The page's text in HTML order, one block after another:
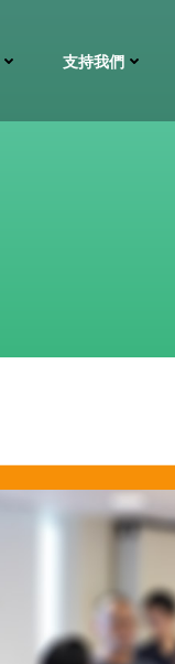
支持我們